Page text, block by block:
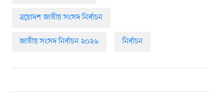
ত্রয়োদশ জাতীয় সংসদ নির্বাচন
জাতীয় সংসদ নির্বাচন ২০২৬ নির্বাচন